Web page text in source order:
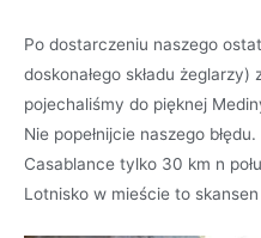
Po dostarczeniu naszego
doskonałego składu żeglarzy)
pojechaliśmy do pięknej
Nie popełnijcie naszego
Casablance tylko 30 km n
Lotnisko w mieście to